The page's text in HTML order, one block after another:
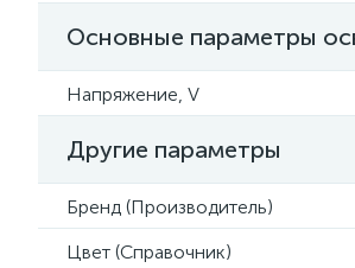
Основные параметры
Напряжение, V
Другие параметры
Бренд (Производитель)
Цвет (Справочник)